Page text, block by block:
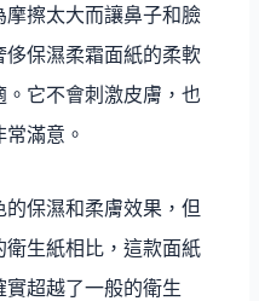
擦太大而讓鼻子和臉
保濕柔霜面紙的柔軟
它不會刺激皮膚，也
滿意。
保濕和柔膚效果，但
生紙相比，這款面紙
超越了一般的衛生